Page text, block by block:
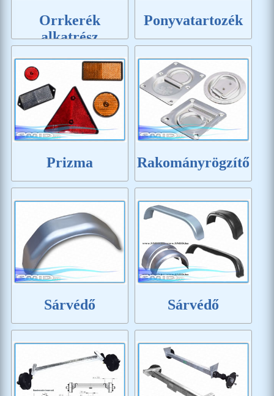
Orrkerék
alkatrész
Ponyvatartozék
Prizma Rakományrögzítő
Sárvédő Sárvédő